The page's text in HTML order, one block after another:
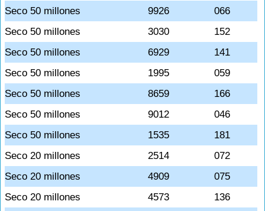
Seco 50 millones
9926
066
Seco 50 millones
3030
152
Seco 50 millones
6929
141
Seco 50 millones
1995
059
Seco 50 millones
8659
166
Seco 50 millones
9012
046
Seco 50 millones
1535
181
Seco 20 millones
2514
072
Seco 20 millones
4909
075
Seco 20 millones
4573
136